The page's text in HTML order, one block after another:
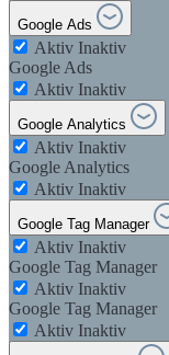
Google Ads
Aktiv Inaktiv
Google Ads
Aktiv Inaktiv
Google Analytics
Aktiv Inaktiv
Google Analytics
Aktiv Inaktiv
Google Tag Manager
Aktiv Inaktiv
Google Tag Manager
Aktiv Inaktiv
Google Tag Manager
Aktiv Inaktiv